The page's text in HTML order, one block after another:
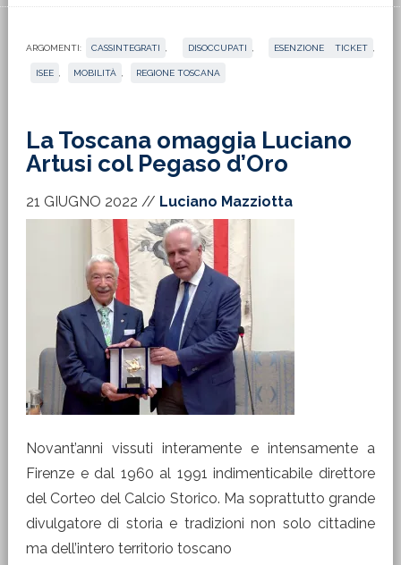
ARGOMENTI: CASSINTEGRATI DISOCCUPATI ESENZIONE TICKET
ISEE MOBILITÀ REGIONE TOSCANA
La Toscana omaggia Luciano
Artusi col Pegaso d’Oro
21 GIUGNO 2022 // Luciano Mazziotta
Novant’anni vissuti interamente e intensamente a
Firenze e dal 1960 al 1991 indimenticabile direttore
del Corteo del Calcio Storico. Ma soprattutto grande
divulgatore di storia e tradizioni non solo cittadine
ma dell’intero territorio toscano